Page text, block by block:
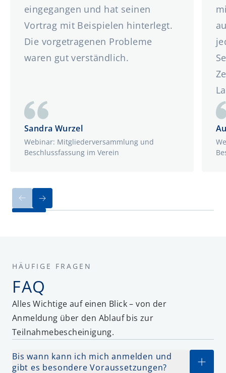
eingegangen und hat seinen
Vortrag mit Beispielen hinterlegt.
Die vorgetragenen Probleme
waren gut verständlich.
Sandra Wurzel
Webinar: Mitgliederversammlung und
Beschlussfassung im Verein
HÄUFIGE FRAGEN
FAQ
Alles Wichtige auf einen Blick – von der
Anmeldung über den Ablauf bis zur
Teilnahmebescheinigung.
Bis wann kann ich mich anmelden und
gibt es besondere Voraussetzungen?